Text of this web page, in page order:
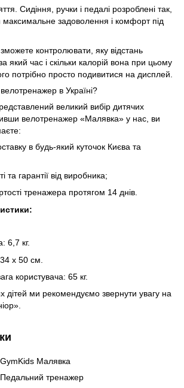
Сидіння, ручки і педалі розроблені так,
задоволення і комфорт під
контролювати, яку відстань
який час і скільки калорій вона при цьому
потрібно просто подивитися на дисплей.
в Україні?
великий вибір дитячих
велотренажер «Малявка» у нас, ви
в будь-який куточок Києва та
та гарантії від виробника;
тренажера протягом 14 днів.
6,7 кг.
x 50 см.
користувача: 65 кг.
дітей ми рекомендуємо звернути увагу на
GymKids Малявка
Педальний тренажер